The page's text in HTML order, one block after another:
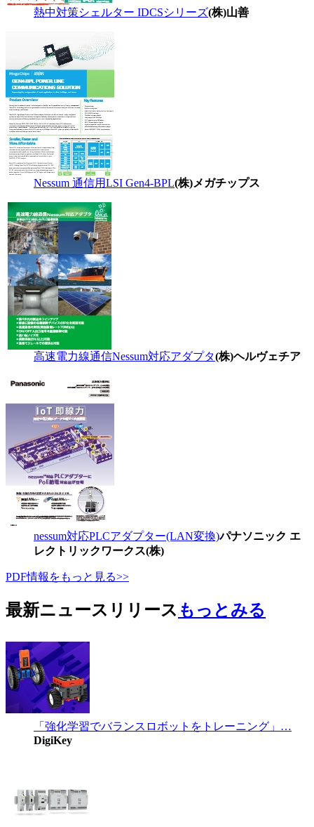
熱中対策シェルター IDCSシリーズ(株)山善
Nessum 通信用LSI Gen4-BPL(株)メガチップス
高速電力線通信Nessum対応アダプタ(株)ヘルヴェチア
nessum対応PLCアダプター(LAN変換)パナソニック エ
レクトリックワークス(株)
PDF情報をもっと見る>>
最新ニュースリリース もっとみる
「強化学習でバランスロボットをトレーニング」…
DigiKey